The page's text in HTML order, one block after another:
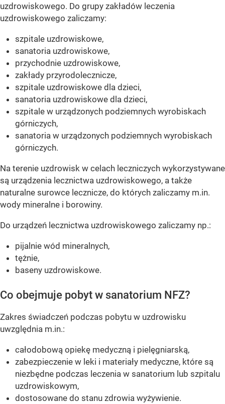
uzdrowiskowego. Do grupy zakładów leczenia
uzdrowiskowego zaliczamy:
szpitale uzdrowiskowe,
sanatoria uzdrowiskowe,
przychodnie uzdrowiskowe,
zakłady przyrodolecznicze,
szpitale uzdrowiskowe dla dzieci,
sanatoria uzdrowiskowe dla dzieci,
szpitale w urządzonych podziemnych wyrobiskach
górniczych,
sanatoria w urządzonych podziemnych wyrobiskach
górniczych.
Na terenie uzdrowisk w celach leczniczych wykorzystywane
są urządzenia lecznictwa uzdrowiskowego, a także
naturalne surowce lecznicze, do których zaliczamy m.in.
wody mineralne i borowiny.
Do urządzeń lecznictwa uzdrowiskowego zaliczamy np.:
pijalnie wód mineralnych,
tężnie,
baseny uzdrowiskowe.
Co obejmuje pobyt w sanatorium NFZ?
Zakres świadczeń podczas pobytu w uzdrowisku
uwzględnia m.in.:
całodobową opiekę medyczną i pielęgniarską,
zabezpieczenie w leki i materiały medyczne, które są
niezbędne podczas leczenia w sanatorium lub szpitalu
uzdrowiskowym,
dostosowane do stanu zdrowia wyżywienie.